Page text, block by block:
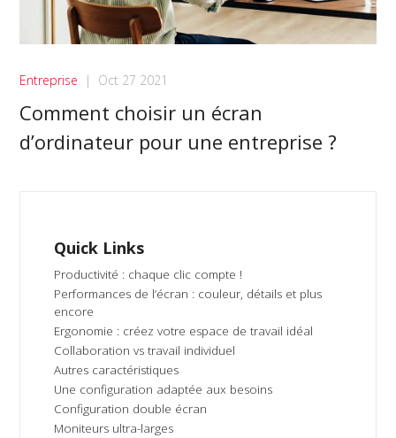
Entreprise | Oct 27 2021
Comment choisir un écran
d’ordinateur pour une entreprise ?
Quick Links
Productivité : chaque clic compte !
Performances de l’écran : couleur, détails et plus
encore
Ergonomie : créez votre espace de travail idéal
Collaboration vs travail individuel
Autres caractéristiques
Une configuration adaptée aux besoins
Configuration double écran
Moniteurs ultra-larges